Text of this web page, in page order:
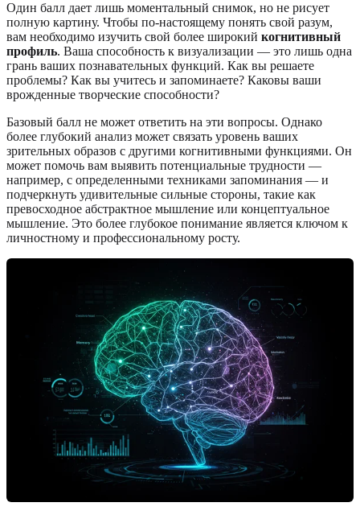
Один балл дает лишь моментальный снимок, но не рисует
полную картину. Чтобы по-настоящему понять свой разум,
вам необходимо изучить свой более широкий когнитивный
профиль. Ваша способность к визуализации — это лишь одна
грань ваших познавательных функций. Как вы решаете
проблемы? Как вы учитесь и запоминаете? Каковы ваши
врожденные творческие способности?
Базовый балл не может ответить на эти вопросы. Однако
более глубокий анализ может связать уровень ваших
зрительных образов с другими когнитивными функциями. Он
может помочь вам выявить потенциальные трудности —
например, с определенными техниками запоминания — и
подчеркнуть удивительные сильные стороны, такие как
превосходное абстрактное мышление или концептуальное
мышление. Это более глубокое понимание является ключом к
личностному и профессиональному росту.